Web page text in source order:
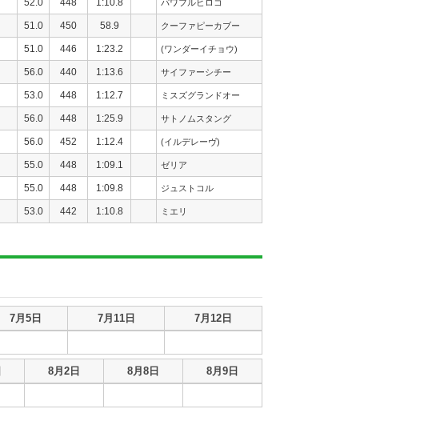
52.0 448 1:10.8 パワフルヒロコ
51.0 450 58.9 クーファピーカブー
51.0 446 1:23.2 (ワンダーイチョウ)
56.0 440 1:13.6 サイファーシチー
53.0 448 1:12.7 ミスズグランドオー
56.0 448 1:25.9 サトノムスタング
56.0 452 1:12.4 (イルデレーヴ)
55.0 448 1:09.1 ゼリア
55.0 448 1:09.8 ジュストコル
53.0 442 1:10.8 ミエリ
7月5日 7月11日 7月12日
8月2日 8月8日 8月9日